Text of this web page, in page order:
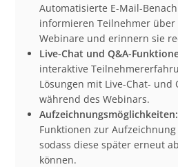
Automatisierte E-Mail-
informieren Teilnehmer über
Webinare und erinnern sie
Live-Chat und Q&A-
interaktive
Lösungen mit Live-Chat- und
während des Webinars.
Aufzeichnungsmöglichkeiten:
Funktionen zur
sodass diese später erneut
können.